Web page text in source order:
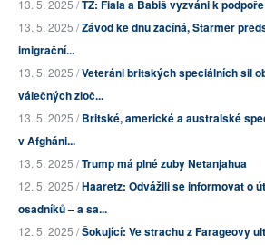
13. 5. 2025 /TZ: Fiala a Babiš vyzváni k
13. 5. 2025 /Závod ke dnu začíná, Starmer
imigrační...
13. 5. 2025 /Veteráni britských speciálních sil
válečných zloč...
13. 5. 2025 /Britské, americké a australské
v Afgháni...
13. 5. 2025 /Trump má plné zuby Netanjahua
12. 5. 2025 /Haaretz: Odvážili se informovat o
osadníků – a sa...
12. 5. 2025 /Šokující: Ve strachu z Farageovy